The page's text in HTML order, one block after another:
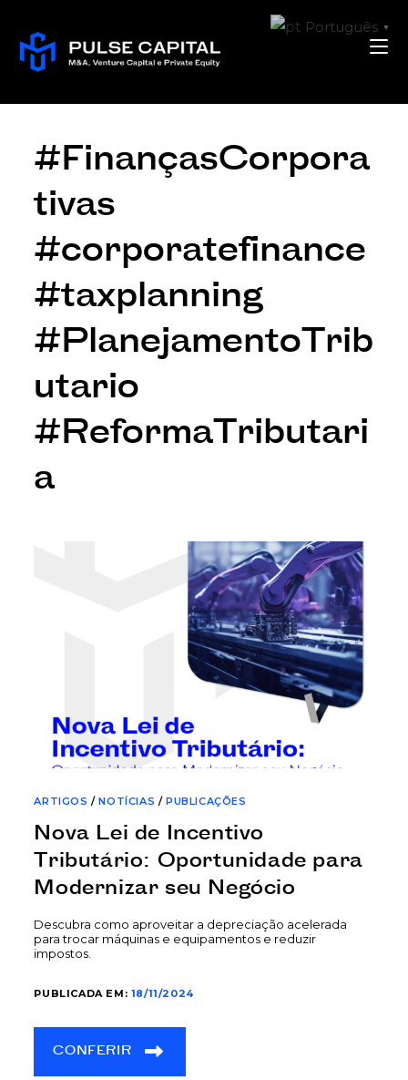
#FinançasCorpora
tivas
#corporatefinance
#taxplanning
#PlanejamentoTrib
utario
#ReformaTributari
a
ARTIGOS /NOTÍCIAS /PUBLICAÇÕES
Nova Lei de Incentivo
Tributário: Oportunidade para
Modernizar seu Negócio
Descubra como aproveitar a depreciação acelerada
para trocar máquinas e equipamentos e reduzir
impostos.
PUBLICADA EM: 18/11/2024
CONFERIR
Português ▼